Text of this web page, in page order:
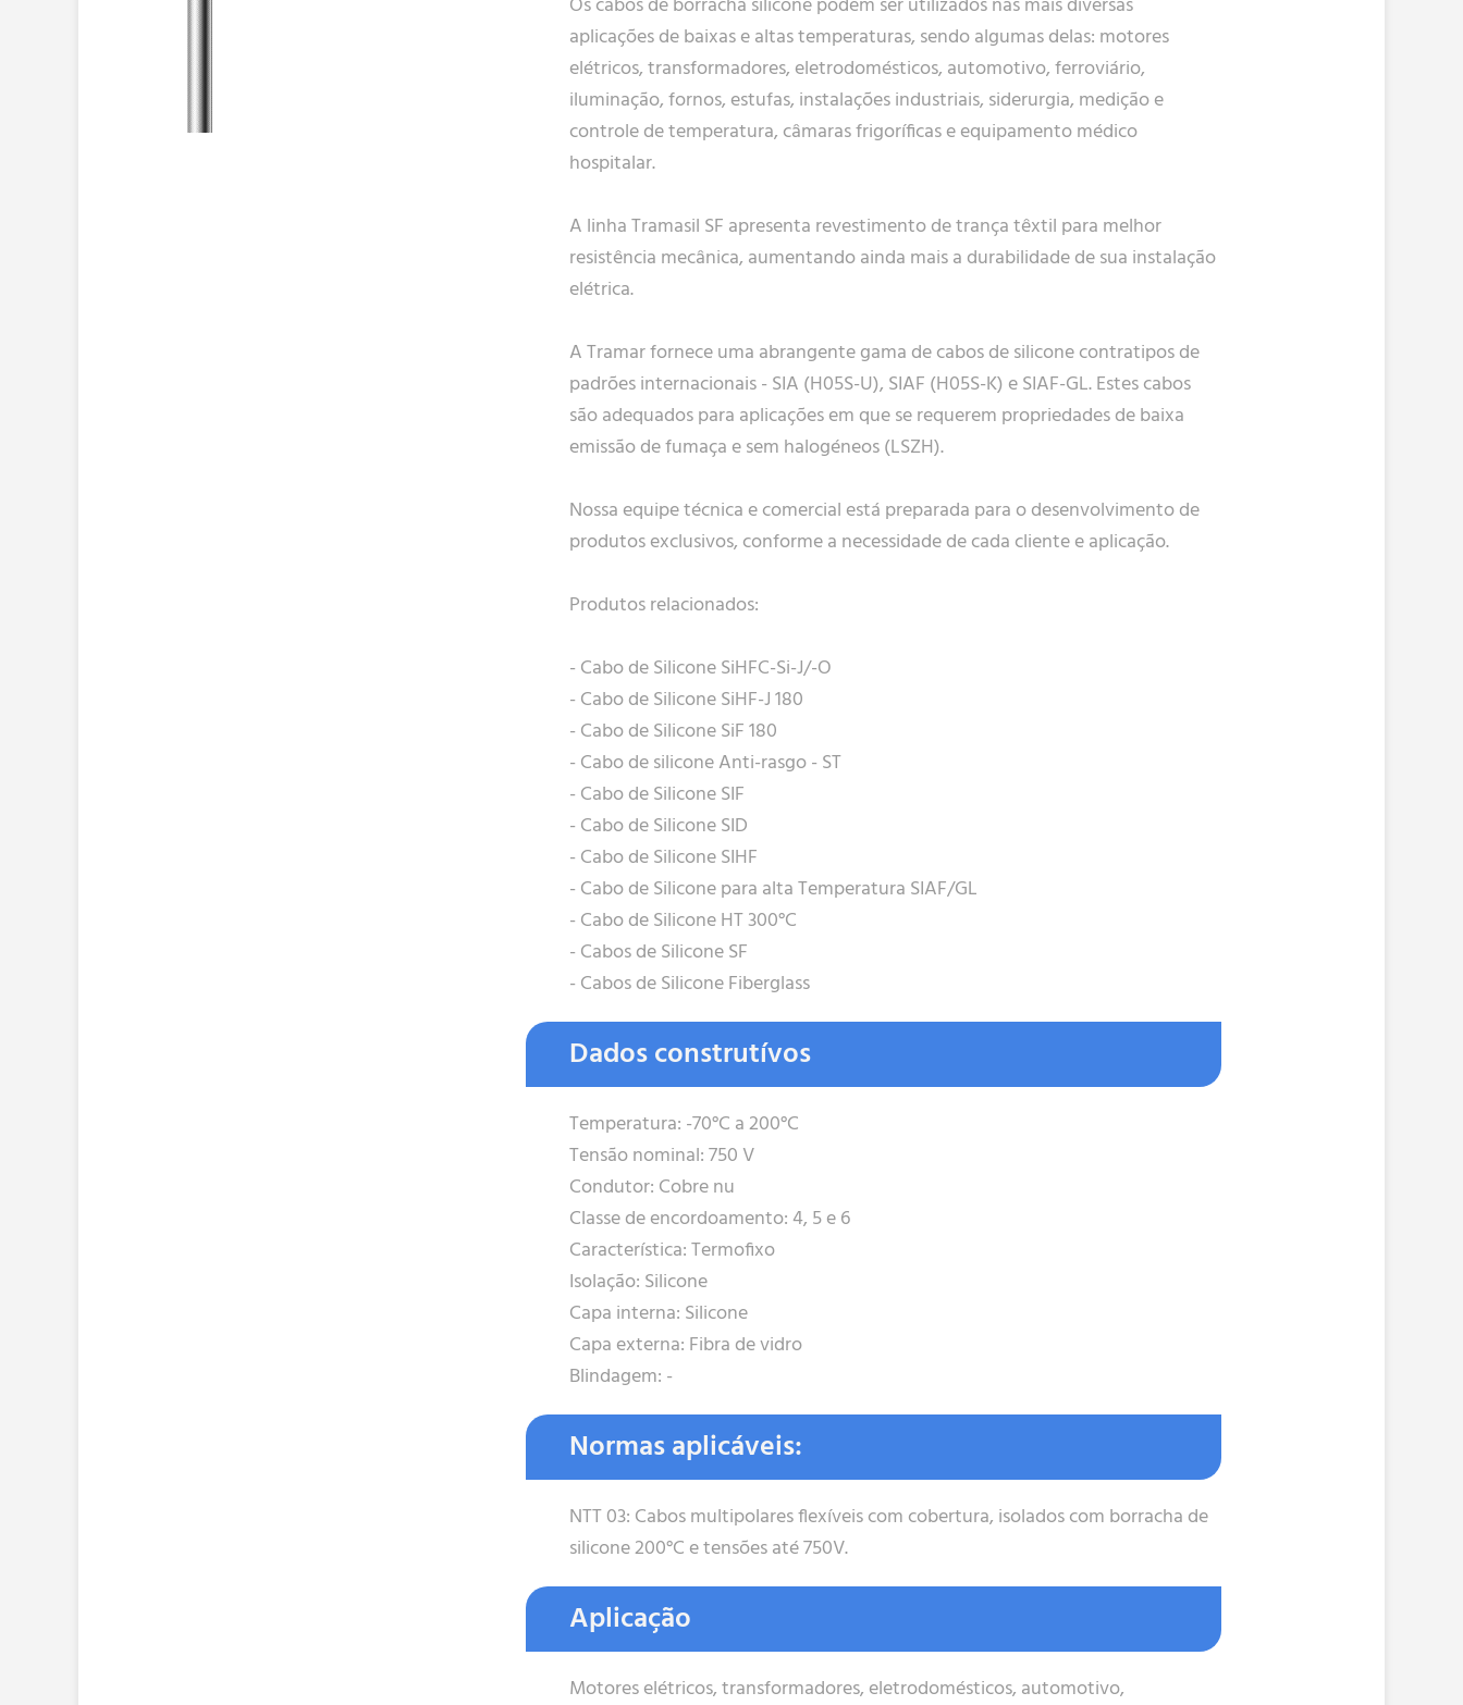
aplicações de baixas e altas temperaturas, sendo algumas delas: motores
elétricos, transformadores, eletrodomésticos, automotivo, ferroviário,
iluminação, fornos, estufas, instalações industriais, siderurgia, medição e
controle de temperatura, câmaras frigoríficas e equipamento médico
hospitalar.
A linha Tramasil SF apresenta revestimento de trança têxtil para melhor
resistência mecânica, aumentando ainda mais a durabilidade de sua instalação
elétrica.
A Tramar fornece uma abrangente gama de cabos de silicone contratipos de
padrões internacionais - SIA (H05S-U), SIAF (H05S-K) e SIAF-GL. Estes cabos
são adequados para aplicações em que se requerem propriedades de baixa
emissão de fumaça e sem halogéneos (LSZH).
Nossa equipe técnica e comercial está preparada para o desenvolvimento de
produtos exclusivos, conforme a necessidade de cada cliente e aplicação.
Produtos relacionados:
- Cabo de Silicone SiHFC-Si-J/-O
- Cabo de Silicone SiHF-J 180
- Cabo de Silicone SiF 180
- Cabo de silicone Anti-rasgo - ST
- Cabo de Silicone SIF
- Cabo de Silicone SID
- Cabo de Silicone SIHF
- Cabo de Silicone para alta Temperatura SIAF/GL
- Cabo de Silicone HT 300°C
- Cabos de Silicone SF
- Cabos de Silicone Fiberglass
Dados construtívos
Temperatura: -70°C a 200°C
Tensão nominal: 750 V
Condutor: Cobre nu
Classe de encordoamento: 4, 5 e 6
Característica: Termofixo
Isolação: Silicone
Capa interna: Silicone
Capa externa: Fibra de vidro
Blindagem: -
Normas aplicáveis:
NTT 03: Cabos multipolares flexíveis com cobertura, isolados com borracha de
silicone 200°C e tensões até 750V.
Aplicação
Motores elétricos, transformadores, eletrodomésticos, automotivo,